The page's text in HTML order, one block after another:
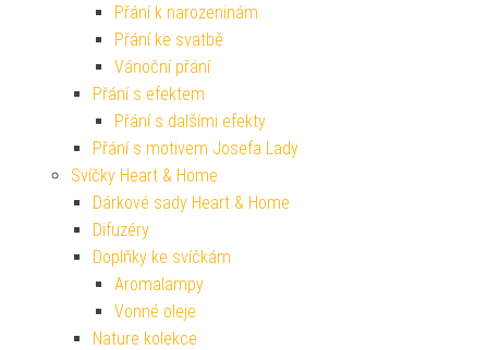
Přání k narozeninám
Přání ke svatbě
Vánoční přání
Přání s efektem
Přání s dalšími efekty
Přání s motivem Josefa Lady
Svíčky Heart & Home
Dárkové sady Heart & Home
Difuzéry
Doplňky ke svíčkám
Aromalampy
Vonné oleje
Nature kolekce